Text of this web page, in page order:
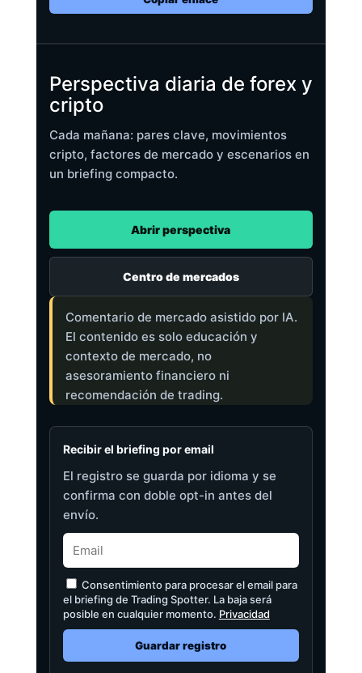
Perspectiva diaria de forex y
cripto
Cada mañana: pares clave, movimientos
cripto, factores de mercado y escenarios en
un briefing compacto.
Abrir perspectiva
Centro de mercados
Comentario de mercado asistido por IA.
El contenido es solo educación y
contexto de mercado, no
asesoramiento financiero ni
recomendación de trading.
Recibir el briefing por email
El registro se guarda por idioma y se
confirma con doble opt-in antes del
envío.
Consentimiento para procesar el email para
el briefing de Trading Spotter. La baja será
posible en cualquier momento. Privacidad
Guardar registro